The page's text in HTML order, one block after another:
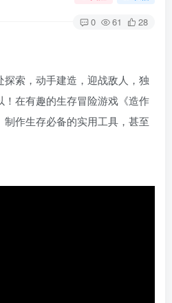
件 Android软件
0 61 28
索，动手建造，迎战敌人，独
！在有趣的生存冒险游戏《造作
作生存必备的实用工具，甚至